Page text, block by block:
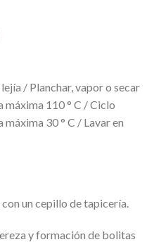
/ Planchar, vapor o secar
110 ° C / Ciclo
30 ° C / Lavar en
un cepillo de tapicería.
y formación de bolitas